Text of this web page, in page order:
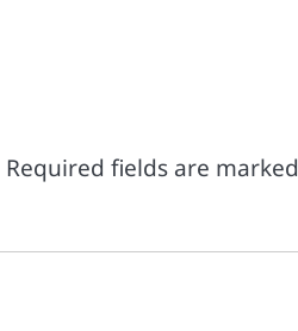
Required fields are marked